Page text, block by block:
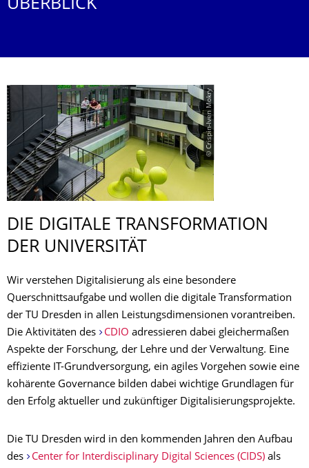
ÜBERBLICK
© Crispin-Iven Mokry
DIE DIGITALE TRANSFORMATION
DER UNIVERSITÄT
Wir verstehen Digitalisierung als eine besondere
Querschnittsaufgabe und wollen die digitale Transformation
der TU Dresden in allen Leistungsdimensionen vorantreiben.
Die Aktivitäten des
CDIO adressieren dabei gleichermaßen
Aspekte der Forschung, der Lehre und der Verwaltung. Eine
effiziente IT-Grundversorgung, ein agiles Vorgehen sowie eine
kohärente Governance bilden dabei wichtige Grundlagen für
den Erfolg aktueller und zukünftiger Digitalisierungsprojekte.
Die TU Dresden wird in den kommenden Jahren den Aufbau
des
Center for Interdisciplinary Digital Sciences (CIDS)als